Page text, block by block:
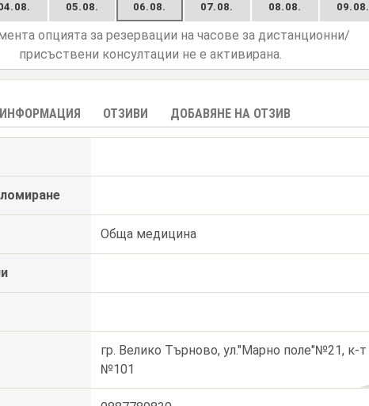
05.08. 06.08. 07.08. 08.08. 09.08.
опцията за резервации на часове за дистанционни/
присъствени консултации не е активирана.
ИНФОРМАЦИЯ ОТЗИВИ ДОБАВЯНЕ НА ОТЗИВ
Обща медицина
гр. Велико Търново, ул."Марно поле"№21, к-т
№101